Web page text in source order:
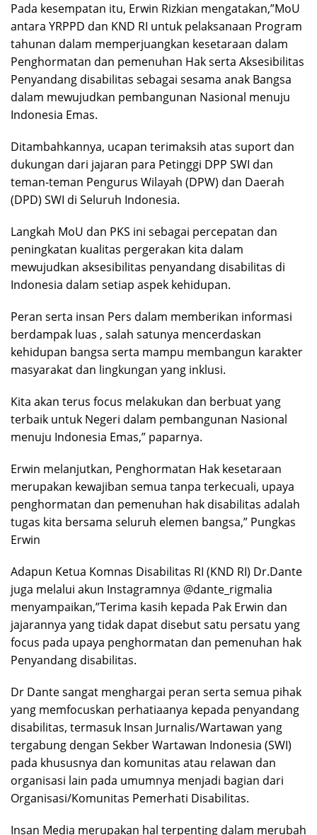
Pada kesempatan itu, Erwin Rizkian mengatakan,”MoU
antara YRPPD dan KND RI untuk pelaksanaan Program
tahunan dalam memperjuangkan kesetaraan dalam
Penghormatan dan pemenuhan Hak serta Aksesibilitas
Penyandang disabilitas sebagai sesama anak Bangsa
dalam mewujudkan pembangunan Nasional menuju
Indonesia Emas.
Ditambahkannya, ucapan terimaksih atas suport dan
dukungan dari jajaran para Petinggi DPP SWI dan
teman-teman Pengurus Wilayah (DPW) dan Daerah
(DPD) SWI di Seluruh Indonesia.
Langkah MoU dan PKS ini sebagai percepatan dan
peningkatan kualitas pergerakan kita dalam
mewujudkan aksesibilitas penyandang disabilitas di
Indonesia dalam setiap aspek kehidupan.
Peran serta insan Pers dalam memberikan informasi
berdampak luas , salah satunya mencerdaskan
kehidupan bangsa serta mampu membangun karakter
masyarakat dan lingkungan yang inklusi.
Kita akan terus focus melakukan dan berbuat yang
terbaik untuk Negeri dalam pembangunan Nasional
menuju Indonesia Emas,” paparnya.
Erwin melanjutkan, Penghormatan Hak kesetaraan
merupakan kewajiban semua tanpa terkecuali, upaya
penghormatan dan pemenuhan hak disabilitas adalah
tugas kita bersama seluruh elemen bangsa,” Pungkas
Erwin
Adapun Ketua Komnas Disabilitas RI (KND RI) Dr.Dante
juga melalui akun Instagramnya @dante_rigmalia
menyampaikan,”Terima kasih kepada Pak Erwin dan
jajarannya yang tidak dapat disebut satu persatu yang
focus pada upaya penghormatan dan pemenuhan hak
Penyandang disabilitas.
Dr Dante sangat menghargai peran serta semua pihak
yang memfocuskan perhatiaanya kepada penyandang
disabilitas, termasuk Insan Jurnalis/Wartawan yang
tergabung dengan Sekber Wartawan Indonesia (SWI)
pada khususnya dan komunitas atau relawan dan
organisasi lain pada umumnya menjadi bagian dari
Organisasi/Komunitas Pemerhati Disabilitas.
Insan Media merupakan hal terpenting dalam merubah